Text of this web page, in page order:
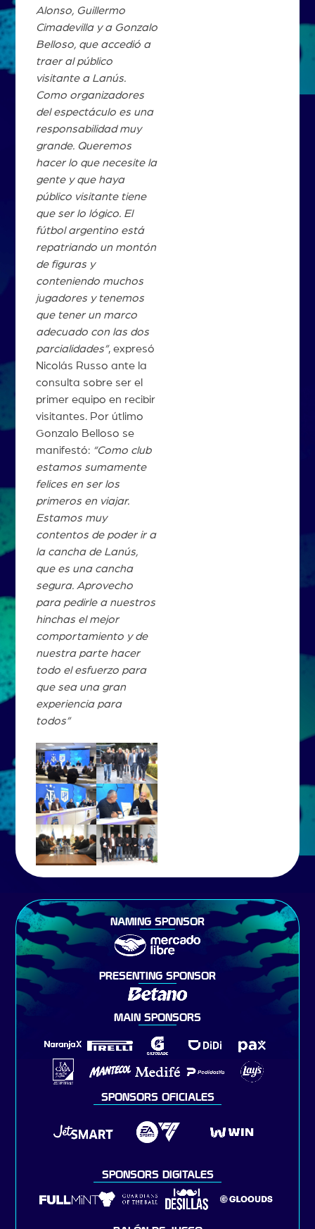
Alonso, Guillermo
Cimadevilla y a Gonzalo
Belloso, que accedió a
traer al público
visitante a Lanús.
Como organizadores
del espectáculo es una
responsabilidad muy
grande. Queremos
hacer lo que necesite la
gente y que haya
público visitante tiene
que ser lo lógico. El
fútbol argentino está
repatriando un montón
de figuras y
conteniendo muchos
jugadores y tenemos
que tener un marco
adecuado con las dos
parcialidades”, expresó
Nicolás Russo ante la
consulta sobre ser el
primer equipo en recibir
visitantes. Por útlimo
Gonzalo Belloso se
manifestó: “Como club
estamos sumamente
felices en ser los
primeros en viajar.
Estamos muy
contentos de poder ir a
la cancha de Lanús,
que es una cancha
segura. Aprovecho
para pedirle a nuestros
hinchas el mejor
comportamiento y de
nuestra parte hacer
todo el esfuerzo para
que sea una gran
experiencia para
todos”
NAMING SPONSOR
PRESENTING SPONSOR
MAIN SPONSORS
SPONSORS OFICIALES
SPONSORS DIGITALES